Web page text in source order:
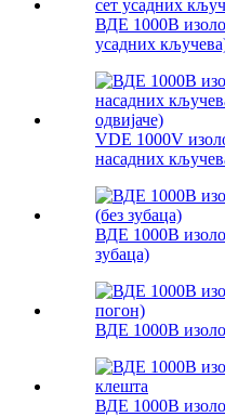
ВДЕ 1000В
усадних
VDE 1000V
насадних
ВДЕ 1000В
зубаца)
ВДЕ 1000В
ВДЕ 1000В